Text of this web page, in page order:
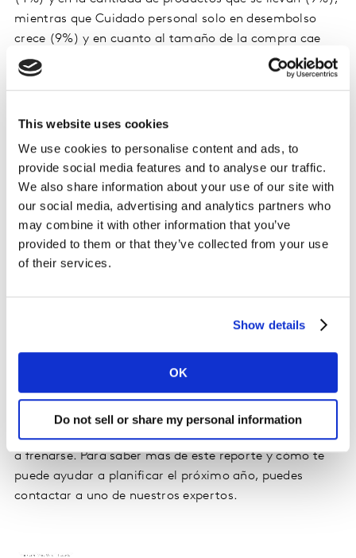
This website uses cookies
We use cookies to personalise content and ads, to
provide social media features and to analyse our traffic.
We also share information about your use of our site with
our social media, advertising and analytics partners who
may combine it with other information that you’ve
provided to them or that they’ve collected from your use
of their services.
Show details
OK
Do not sell or share my personal information
mientras que Cuidado personal solo en desembolso
crece (9%) y en cuanto al tamaño de la compra cae
(-2%). Cuidado del hogar se desarrolla en gasto 4%.
Lácteos y Sustitutos desciende en estas dos variables, -
Marca propia es la opción para no reducir el
consumo
El peso de las Marcas propias genera un mayor
impacto en la canasta de Lácteos (13%) y Cuidado del
hogar (15%), es decir, el shopper ecuatoriano está
desvalorizando más rápido estas canastas al igual que
están más evolucionado. En cuanto al resto de las
cestas, la Marca propia representa un 6% en Alimentos,
A nivel de rituales, a corto plazo se observa que
ninguno decrece. La indulgencia, el cocinar y la
limpieza son las que se activan, mientras que belleza y
lavandería que venían con gran desempeño, comienza
a frenarse. Para saber más de este reporte y cómo te
puede ayudar a planificar el próximo año, puedes
contactar a uno de nuestros expertos.